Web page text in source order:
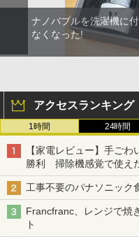
ナノバブルを洗濯機に
なくなった!
アクセスランキング
1時間 24時間
【家電レビュー】手ご
勝利 掃除機感覚で使え
工事不要のパナソニッ
Francfranc、レンジで焼
ト